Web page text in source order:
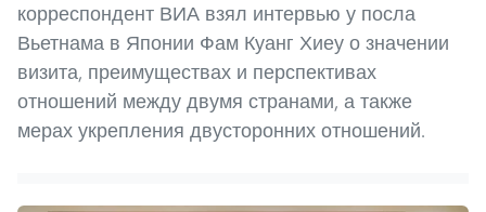
корреспондент ВИА взял интервью у посла
Вьетнама в Японии Фам Куанг Хиеу о значении
визита, преимуществах и перспективах
отношений между двумя странами, а также
мерах укрепления двусторонних отношений.